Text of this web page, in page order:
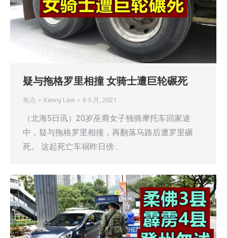
疑与拖格罗里相撞 女骑士遭巨轮碾死
焦点 Kenny Law 6 5 月, 2021
（北海5日讯）20岁巫裔女子独骑摩托车回家途
中，疑与拖格罗里相撞，再翻落马路后遭罗里碾
死。 这起死亡车祸昨日傍…